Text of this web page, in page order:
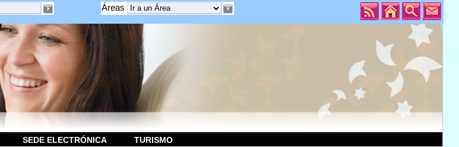
Áreas
SEDE ELECTRÓNICA TURISMO